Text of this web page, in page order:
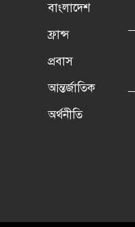
বাংলাদেশ
ফ্রান্স
প্রবাস
আন্তর্জাতিক
অর্থনীতি